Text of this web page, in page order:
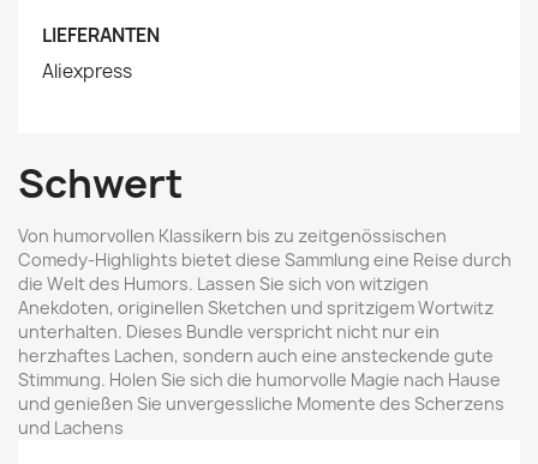
LIEFERANTEN
Aliexpress
Schwert
Von humorvollen Klassikern bis zu zeitgenössischen
Comedy-Highlights bietet diese Sammlung eine Reise durch
die Welt des Humors. Lassen Sie sich von witzigen
Anekdoten, originellen Sketchen und spritzigem Wortwitz
unterhalten. Dieses Bundle verspricht nicht nur ein
herzhaftes Lachen, sondern auch eine ansteckende gute
Stimmung. Holen Sie sich die humorvolle Magie nach Hause
und genießen Sie unvergessliche Momente des Scherzens
und Lachens